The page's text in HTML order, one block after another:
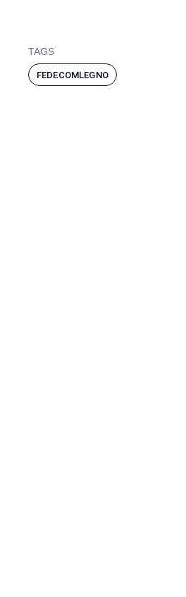
TAGS
FEDECOMLEGNO